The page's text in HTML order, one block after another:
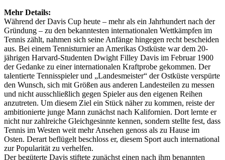
Mehr Details:
Während der Davis Cup heute – mehr als ein Jahrhundert nach der
Gründung – zu den bekanntesten internationalen Wettkämpfen im
Tennis zählt, nahmen sich seine Anfänge hingegen recht bescheiden
aus. Bei einem Tennisturnier an Amerikas Ostküste war dem 20-
jährigen Harvard-Studenten Dwight Filley Davis im Februar 1900
der Gedanke zu einer internationalen Kraftprobe gekommen. Der
talentierte Tennisspieler und „Landesmeister“ der Ostküste verspürte
den Wunsch, sich mit Größen aus anderen Landesteilen zu messen
und nicht ausschließlich gegen Spieler aus den eigenen Reihen
anzutreten. Um diesem Ziel ein Stück näher zu kommen, reiste der
ambitionierte junge Mann zunächst nach Kalifornien. Dort lernte er
nicht nur zahlreiche Gleichgesinnte kennen, sondern stellte fest, dass
Tennis im Westen weit mehr Ansehen genoss als zu Hause im
Osten. Derart beflügelt beschloss er, diesem Sport auch international
zur Popularität zu verhelfen.
Der begüterte Davis stiftete zunächst einen nach ihm benannten